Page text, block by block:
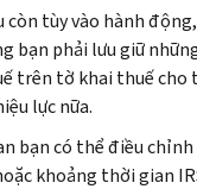
tùy vào hành
bạn phải lưu giữ
trên tờ khai thuế cho
lực nữa.
bạn có thể điều
khoảng thời gian